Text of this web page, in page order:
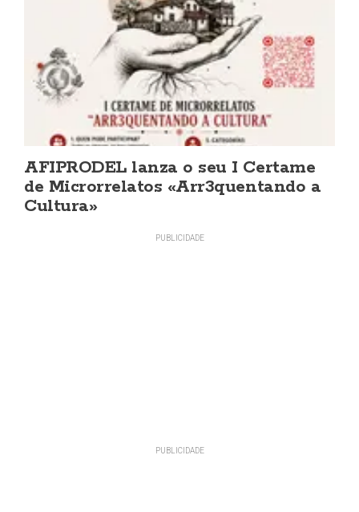
AFIPRODEL lanza o seu I Certame
de Microrrelatos «Arr3quentando a
Cultura»